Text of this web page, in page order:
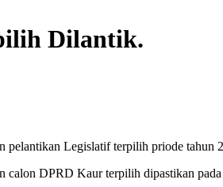
Dilantik.
Legislatif terpilih priode tahun
DPRD Kaur terpilih dipastikan